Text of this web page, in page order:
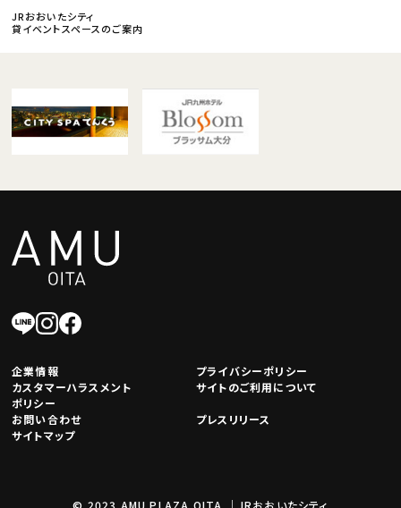
JRおおいたシティ
貸イベントスペースのご案内
企業情報
プライバシーポリシー
カスタマーハラスメント
ポリシー
サイトのご利用について
お問い合わせ
プレスリリース
サイトマップ
© 2023 AMU PLAZA OITA.｜JRおおいたシティ